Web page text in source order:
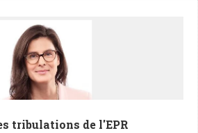
tribulations de l'EPR